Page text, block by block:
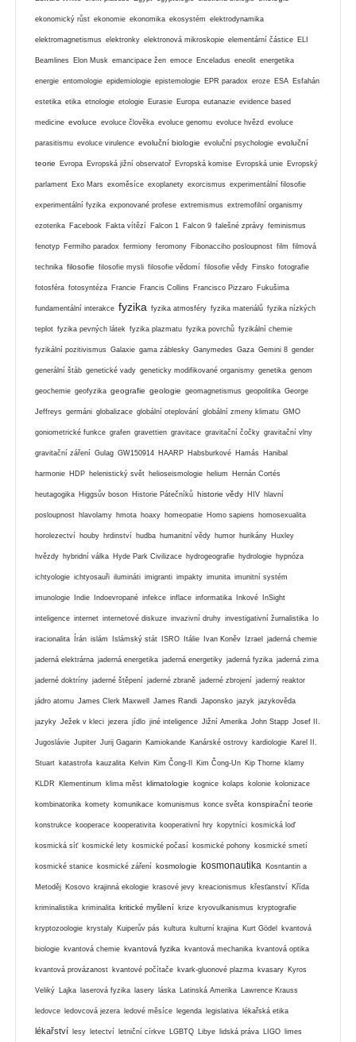
ekonomický růst ekonomie ekonomika ekosystém elektrodynamika
elektromagnetismus elektronky elektronová mikroskopie elementární částice ELI
Beamlines Elon Musk emancipace žen emoce Enceladus eneolit energetika
energie entomologie epidemiologie epistemologie EPR paradox eroze ESA Esfahán
estetika etika etnologie etologie Eurasie Europa eutanazie evidence based
medicine evoluce evoluce člověka evoluce genomu evoluce hvězd evoluce
parasitismu evoluce virulence evoluční biologie evoluční psychologie evoluční
teorie Evropa Evropská jižní observatoř Evropská komise Evropská unie Evropský
parlament Exo Mars exoměsíce exoplanety exorcismus experimentální filosofie
experimentální fyzika exponované profese extremismus extremofilní organismy
ezoterika Facebook Fakta vítězí Falcon 1 Falcon 9 falešné zprávy feminismus
fenotyp Fermiho paradox fermiony feromony Fibonacciho posloupnost film filmová
technika filosofie filosofie mysli filosofie vědomí filosofie vědy Finsko fotografie
fotosféra fotosyntéza Francie Francis Collins Francisco Pizzaro Fukušima
fundamentální interakce fyzika fyzika atmosféry fyzika materiálů fyzika nízkých
teplot fyzika pevných látek fyzika plazmatu fyzika povrchů fyzikální chemie
fyzikální pozitivismus Galaxie gama záblesky Ganymedes Gaza Gemini 8 gender
generální štáb genetické vady geneticky modifikované organismy genetika genom
geochemie geofyzika geografie geologie geomagnetismus geopolitika George
Jeffreys germáni globalizace globální oteplování globální zmeny klimatu GMO
goniometrické funkce grafen gravettien gravitace gravitační čočky gravitační vlny
gravitační záření Gulag GW150914 HAARP Habsburkové Hamás Hanibal
harmonie HDP helenistický svět helioseismologie helium Hernán Cortés
heutagogika Higgsův boson Historie Pátečníků historie vědy HIV hlavní
posloupnost hlavolamy hmota hoaxy homeopatie Homo sapiens homosexualita
horolezectví houby hrdinství hudba humanitní vědy humor hurikány Huxley
hvězdy hybridní válka Hyde Park Civilizace hydrogeografie hydrologie hypnóza
ichtyologie ichtyosauři ilumináti imigranti impakty imunita imunitní systém
imunologie Indie Indoevropané infekce inflace informatika Inkové InSight
inteligence internet internetové diskuze invazivní druhy investigativní žurnalistika Io
iracionalita Írán islám Islámský stát ISRO Itálie Ivan Koněv Izrael jaderná chemie
jaderná elektrárna jaderná energetika jaderná energetiky jaderná fyzika jaderná zima
jaderné doktríny jaderné štěpení jaderné zbraně jaderné zbrojení jaderný reaktor
jádro atomu James Clerk Maxwell James Randi Japonsko jazyk jazykověda
jazyky Ježek v kleci jezera jídlo jiné inteligence Jižní Amerika John Stapp Josef II.
Jugoslávie Jupiter Jurij Gagarin Kamiokande Kanárské ostrovy kardiologie Karel II.
Stuart katastrofa kauzalita Kelvin Kim Čong-Il Kim Čong-Un Kip Thorne klamy
KLDR Klementinum klima měst klimatologie kognice kolaps kolonie kolonizace
kombinatorika komety komunikace komunismus konce světa konspirační teorie
konstrukce kooperace kooperativita kooperativní hry kopytníci kosmická loď
kosmická síť kosmické lety kosmické počasí kosmické pohony kosmické smetí
kosmické stanice kosmické záření kosmologie kosmonautika Kosntantin a
Metoděj Kosovo krajinná ekologie krasové jevy kreacionismus křesťanství Křída
kriminalistika kriminalita kritické myšlení krize kryovulkanismus kryptografie
kryptozoologie krystaly Kuiperův pás kultura kulturní krajina Kurt Gödel kvantová
biologie kvantová chemie kvantová fyzika kvantová mechanika kvantová optika
kvantová provázanost kvantové počítače kvark-gluonové plazma kvasary Kyros
Veliký Lajka laserová fyzika lasery láska Latinská Amerika Lawrence Krauss
ledovce ledovcová jezera ledové měsíce legenda legislativa lékařská etika
lékařství lesy letectví letniční církve LGBTQ Libye lidská práva LIGO limes